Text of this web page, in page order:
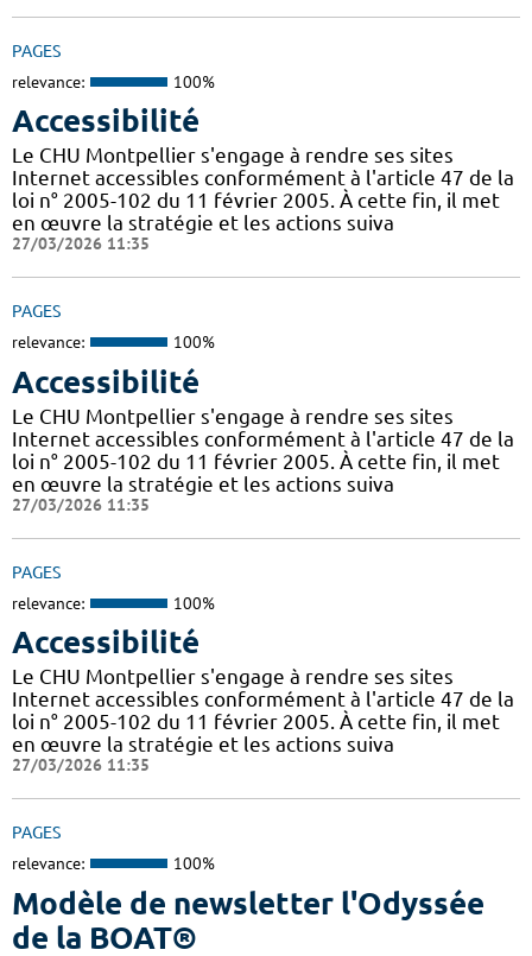
PAGES
relevance: 100%
Accessibilité
Le CHU Montpellier s'engage à rendre ses sites
Internet accessibles conformément à l'article 47 de la
loi n° 2005-102 du 11 février 2005. À cette fin, il met
en œuvre la stratégie et les actions suiva
27/03/2026 11:35
PAGES
relevance: 100%
Accessibilité
Le CHU Montpellier s'engage à rendre ses sites
Internet accessibles conformément à l'article 47 de la
loi n° 2005-102 du 11 février 2005. À cette fin, il met
en œuvre la stratégie et les actions suiva
27/03/2026 11:35
PAGES
relevance: 100%
Accessibilité
Le CHU Montpellier s'engage à rendre ses sites
Internet accessibles conformément à l'article 47 de la
loi n° 2005-102 du 11 février 2005. À cette fin, il met
en œuvre la stratégie et les actions suiva
27/03/2026 11:35
PAGES
relevance: 100%
Modèle de newsletter l'Odyssée
de la BOAT®